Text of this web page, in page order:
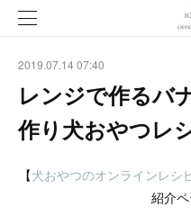
2019.07.14 07:40
レンジで作るバ
作り犬おやつレ
【犬おやつのオンラインレシ
紹介ペ